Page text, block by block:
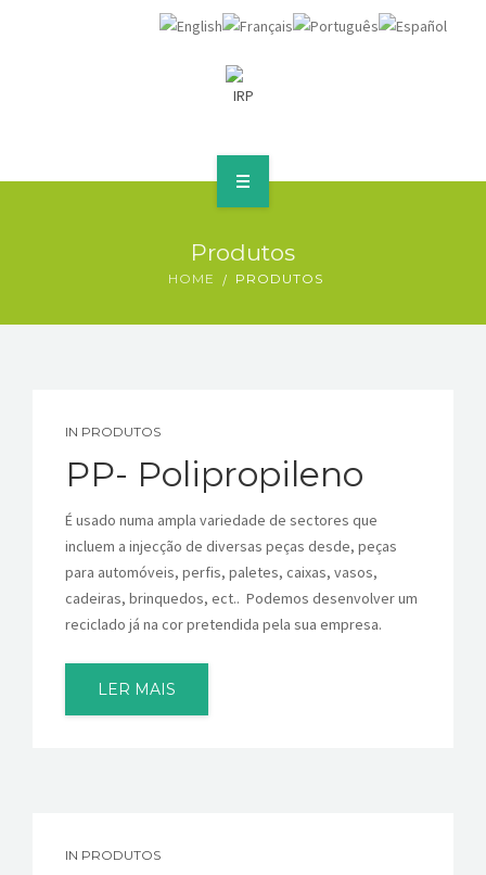
Produtos
HOME PRODUTOS
IN PRODUTOS
PP- Polipropileno
É usado numa ampla variedade de sectores que
incluem a injecção de diversas peças desde, peças
para automóveis, perfis, paletes, caixas, vasos,
cadeiras, brinquedos, ect.. Podemos desenvolver um
reciclado já na cor pretendida pela sua empresa.
LER MAIS
IN PRODUTOS